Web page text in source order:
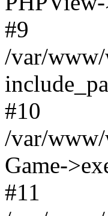
#9
/var/www/
#10
/var/www/
Game-
#11